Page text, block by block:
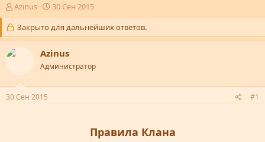
А
в
т
о
р
т
м
Azinus
Д
а
т
а
н
а
ч
а
30 Сен 2015
Закрыто для дальнейших ответов.
Azinus
Администратор
30 Сен 2015 #1
Правила Клана